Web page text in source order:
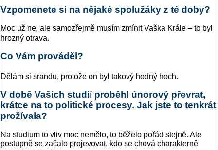
Vzpomenete si na nějaké spolužáky z té doby?
Moc už ne, ale samozřejmě musím zmínit Vaška Krále – to byl
hrozný otrava.
Co Vám prováděl?
Dělám si srandu, protože on byl takový hodný hoch.
V době Vašich studií proběhl únorový převrat,
krátce na to politické procesy. Jak jste to tenkrát
prožívala?
Na studium to vliv moc nemělo, to běželo pořád stejně. Ale
postupně se začalo projevovat, kdo se chová charakterně